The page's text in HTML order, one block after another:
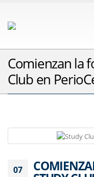
Comienzan la
Club en
07